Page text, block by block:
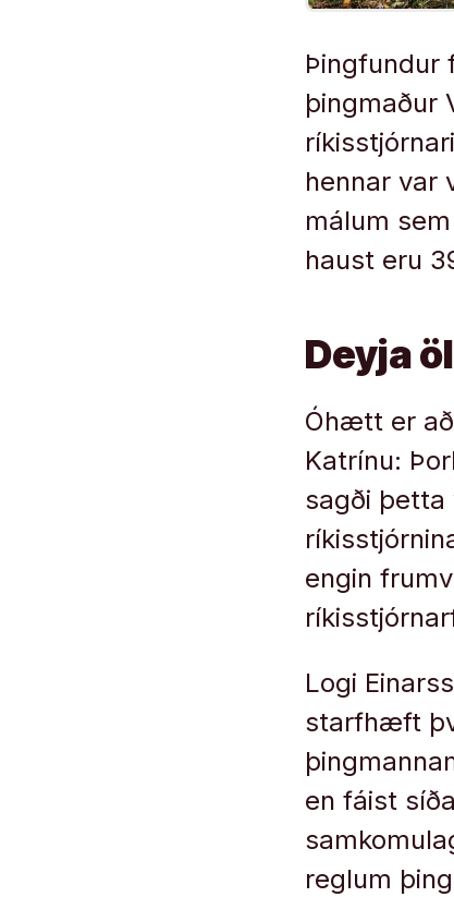
Þingfundur
þingmaður
hennar var
málum
haust eru
Deyja
Óhætt er
Katrínu:
sagði þetta
engin
Logi
starfhæft
en fáist
reglum